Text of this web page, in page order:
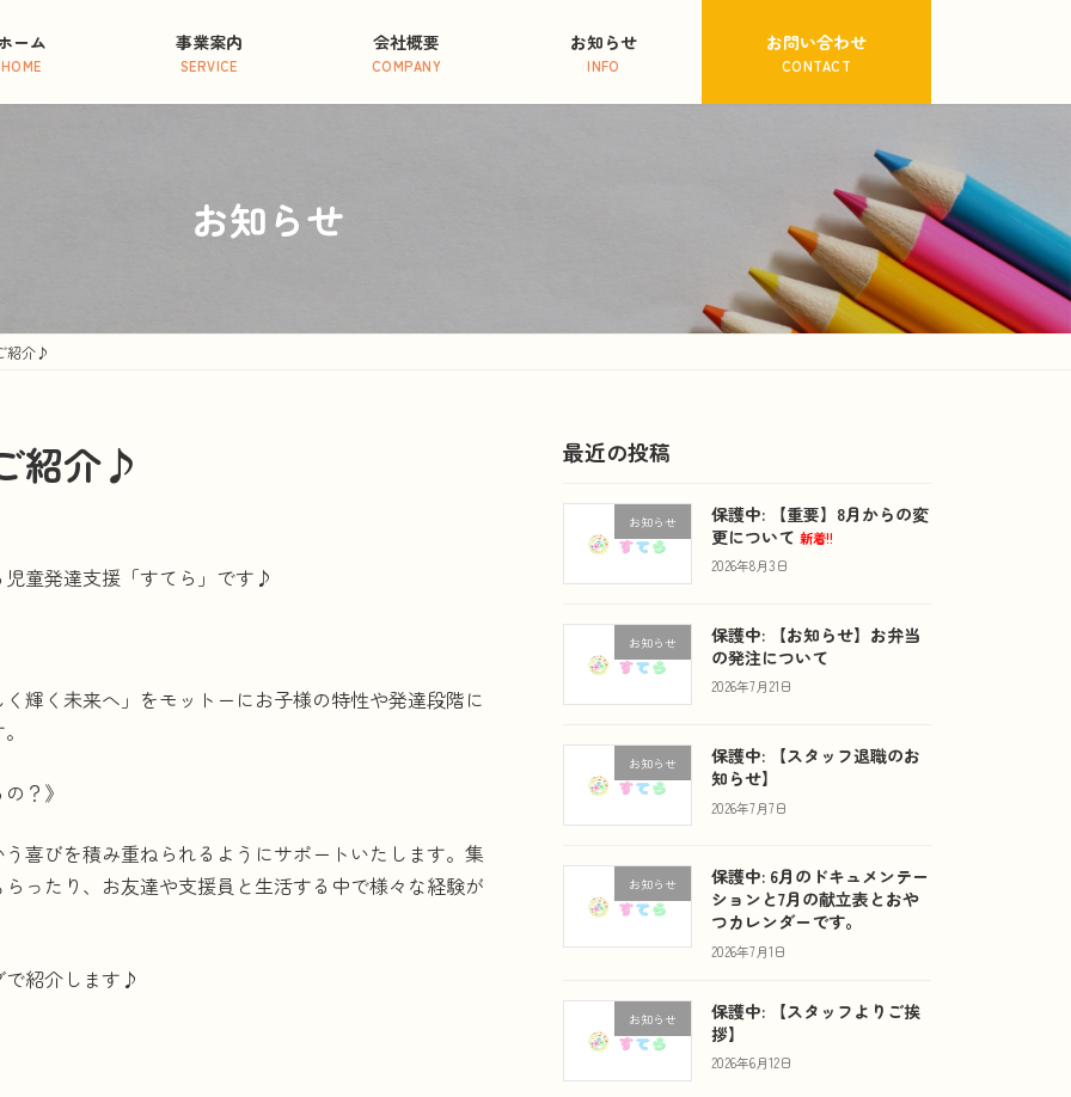
ーム
HOME
事業案内
SERVICE
会社概要
COMPANY
お知らせ
INFO
お問い合わせ
CONTACT
お知らせ
紹介♪
紹介♪
童発達支援「すてら」です♪
輝く未来へ」をモットーにお子様の特性や発達段階に
？》
喜びを積み重ねられるようにサポートいたします。集
ったり、お友達や支援員と生活する中で様々な経験が
で紹介します♪
最近の投稿
お知らせ
保護中: 【重要】8月からの変
更について 新着!!
2026年8月3日
お知らせ
保護中: 【お知らせ】お弁当
の発注について
2026年7月21日
お知らせ
保護中: 【スタッフ退職のお
知らせ】
2026年7月7日
お知らせ
保護中: 6月のドキュメンテー
ションと7月の献立表とおや
つカレンダーです。
2026年7月1日
お知らせ
保護中: 【スタッフよりご挨
拶】
2026年6月12日